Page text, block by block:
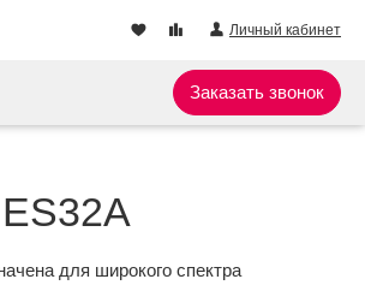
Личный кабинет
Заказать звонок
для широкого спектра